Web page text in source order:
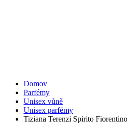
Domov
Parfémy
Unisex vůně
Unisex parfémy
Tiziana Terenzi Spirito